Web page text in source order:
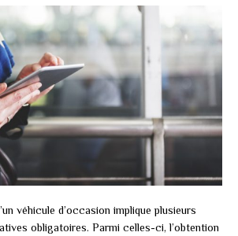
véhicule d’occasion implique plusieurs
obligatoires. Parmi celles-ci, l’obtention